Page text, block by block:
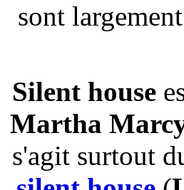
sont
Silent house
Martha
s'agit surtout